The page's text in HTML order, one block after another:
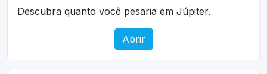
Descubra quanto você pesaria em Júpiter.
Abrir